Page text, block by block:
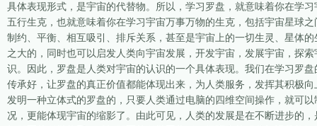
具体表现形式，是宇宙的代替物。所以，学习罗盘，就意味着你在学
五行生克，也就意味着你在学习宇宙万事万物的生克，包括宇宙星球
制约、平衡、相互吸引、排斥关系，甚至是宇宙上的一切生灵、星体
之大的，同时也可以启发人类向宇宙发展，开发宇宙，发展宇宙，探
识。因此，罗盘是人类对宇宙的认识的一个具体表现。我们在学习罗
传承好，让罗盘的真正价值都能体现出来，为人类服务，发挥其积极
发明一种立体式的罗盘的，只要人类通过电脑的四维空间操作，就可
况，更能体现宇宙的缩影了。由此可见，人类的发展是在不断进步的